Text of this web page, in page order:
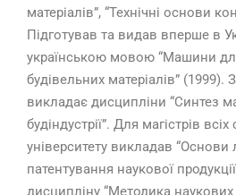
матеріалів”, “Технічні основи
Підготував та видав вперше в
українською мовою “Машини
будівельних матеріалів” (1999).
викладає дисципліни “Синтез
будіндустрії”. Для магістрів
університету викладав “Основи
патентування наукової